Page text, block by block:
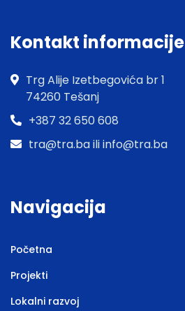
Kontakt informacije
Trg Alije Izetbegovića br 1
74260 Tešanj
+387 32 650 608
tra@tra.ba ili info@tra.ba
Navigacija
Početna
Projekti
Lokalni razvoj